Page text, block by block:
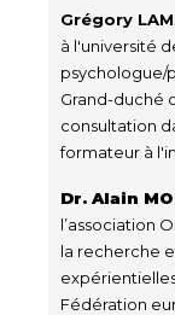
Grégory
à l'université
psychologue/
Grand-duché
consultation
formateur à
Dr. Alain
l’association
la recherche
Fédération